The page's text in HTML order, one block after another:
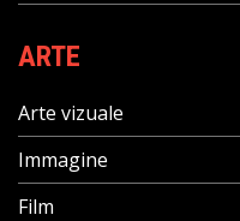
ARTE
Arte vizuale
Immagine
Film